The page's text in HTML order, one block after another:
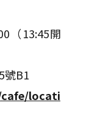
（13:45開
號B1
locati